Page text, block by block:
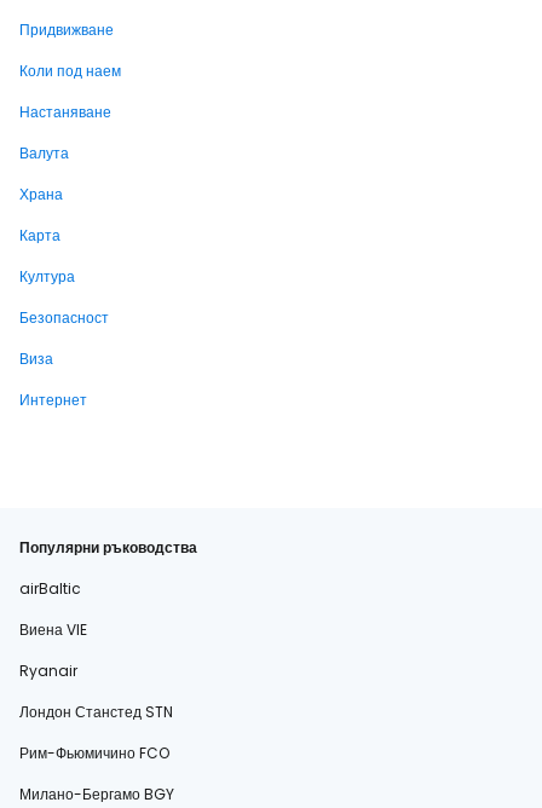
Придвижване
Коли под наем
Настаняване
Валута
Храна
Карта
Култура
Безопасност
Виза
Интернет
Популярни ръководства
airBaltic
Виена VIE
Ryanair
Лондон Станстед STN
Рим-Фьюмичино FCO
Милано-Бергамо BGY